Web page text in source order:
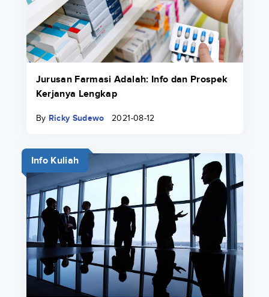
Jurusan Farmasi Adalah: Info dan Prospek
Kerjanya Lengkap
By Ricky Sudewo 2021-08-12
Info Kuliah